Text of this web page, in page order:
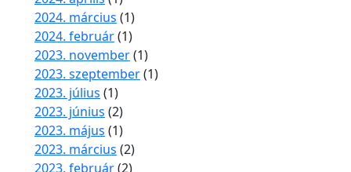
2024. március (1)
2024. február(1)
2023. november(1)
2023. szeptember(1)
2023. július (1)
2023. június (2)
2023. május (1)
2023. március (2)
2023. február(2)